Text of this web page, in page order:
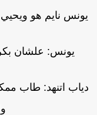
نايم هو ويحيي
يونس: علشان
اتنهد: طاب ممكن